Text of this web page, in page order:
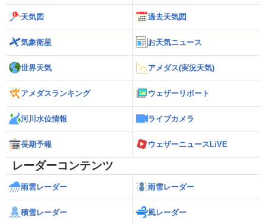
天気図 過去天気図
気象衛星 お天気ニュース
世界天気 アメダス(実況天気)
アメダスランキング ウェザーリポート
河川水位情報 ライブカメラ
長期予報 ウェザーニュースLiVE
レーダーコンテンツ
雨雲レーダー 雨雪レーダー
積雪レーダー 風レーダー